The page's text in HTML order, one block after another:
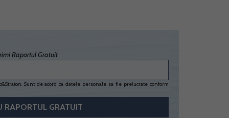
Raportul Gratuit
Sunt de acord ca datele personale sa fie prelucrate conform